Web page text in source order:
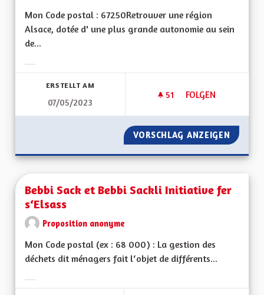
Mon Code postal : 67250Retrouver une région
Alsace, dotée d' une plus grande autonomie au sein
de...
ERSTELLT AM
07/05/2023
51 51 FOLLOWER
FOLGEN
CRÉER UNE
VORSCHLAG ANZEIGEN
Bebbi Sack et Bebbi Sackli Initiative fer
s‘Elsass
Proposition anonyme
Mon Code postal (ex : 68 000) : La gestion des
déchets dit ménagers fait l‘objet de différents...